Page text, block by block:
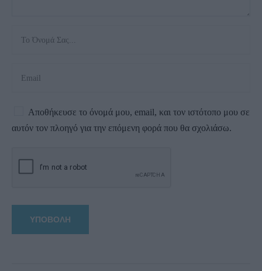
Αποθήκευσε το όνομά μου, email, και τον ιστότοπο μου σε
αυτόν τον πλοηγό για την επόμενη φορά που θα σχολιάσω.